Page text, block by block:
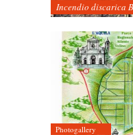
Incendio discarica
Photogallery